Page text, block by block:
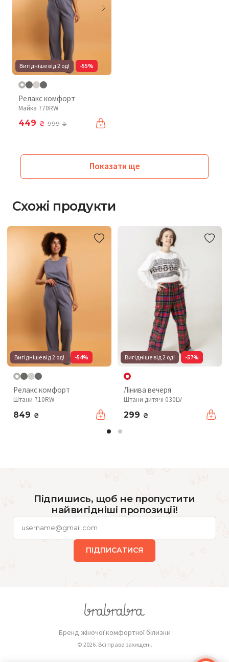
Вигідніше від 2 од! -55%
Релакс комфорт
Майка 770RW
449 ₴ 999₴
Показати ще
Схожі продукти
Вигідніше від 2 од! -54%
Релакс комфорт
Штани 710RW
849 ₴
Вигідніше від 2 од! -57%
Лінива вечеря
Штани дитячі 030LV
299 ₴
Підпишись, щоб не пропустити
найвигідніші пропозиції!
ПІДПИСАТИСЯ
Бренд жіночої комфортної білизни
© 2026. Всі права захищені.